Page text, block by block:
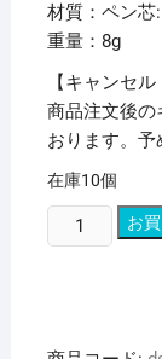
材質：ペン芯
重量：8g
【キャンセ
商品注文後の
おります。予
在庫10個
と
お